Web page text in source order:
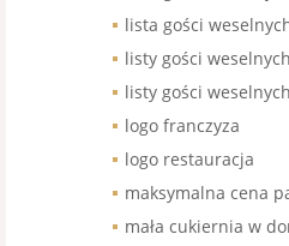
lista gości
listy gości
listy gości
logo franczyza
logo restauracja
maksymalna cena
mała cukiernia w